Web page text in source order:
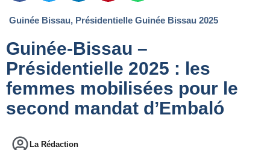
Guinée Bissau, Présidentielle Guinée Bissau 2025
Guinée-Bissau –
Présidentielle 2025 : les
femmes mobilisées pour le
second mandat d’Embaló
La Rédaction